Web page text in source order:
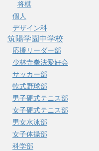
将棋
個人
デザイン科
筑陽学園中学校
応援リーダー部
少林寺拳法愛好会
サッカー部
軟式野球部
男子硬式テニス部
女子硬式テニス部
男女水泳部
女子体操部
科学部